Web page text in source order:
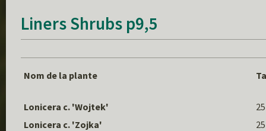
Liners Shrubs p9,5
Nom de la plante
Lonicera c. 'Wojtek'
Lonicera c. 'Zojka'